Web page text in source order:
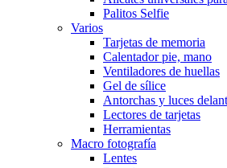
Palitos Selfie
Varios
Tarjetas de memoria
Calentador pie, mano
Ventiladores de huellas
Gel de sílice
Antorchas y luces
Lectores de tarjetas
Herramientas
Macro fotografía
Lentes